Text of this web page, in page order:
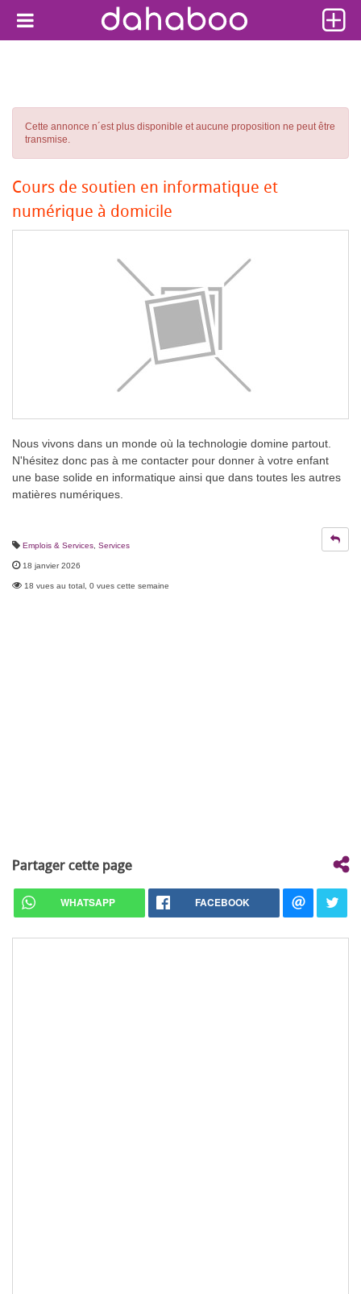
Cette annonce n´est plus disponible et aucune proposition ne peut être
transmise.
Cours de soutien en informatique et
numérique à domicile
Nous vivons dans un monde où la technologie domine partout.
N'hésitez donc pas à me contacter pour donner à votre enfant
une base solide en informatique ainsi que dans toutes les autres
matières numériques.
Emplois & Services Services
18 janvier 2026
18 vues au total, 0 vues cette semaine
Partager cette page
WHATSAPP FACEBOOK